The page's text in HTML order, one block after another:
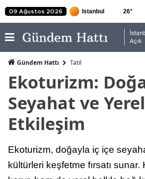
09 Ağustos 2026 26°
Açık
Gündem Hattı Tatil
Ekoturizm:
Seyahat ve
Etkileşim
Ekoturizm, doğayla iç içe
kültürleri keşfetme fırsatı sunar.